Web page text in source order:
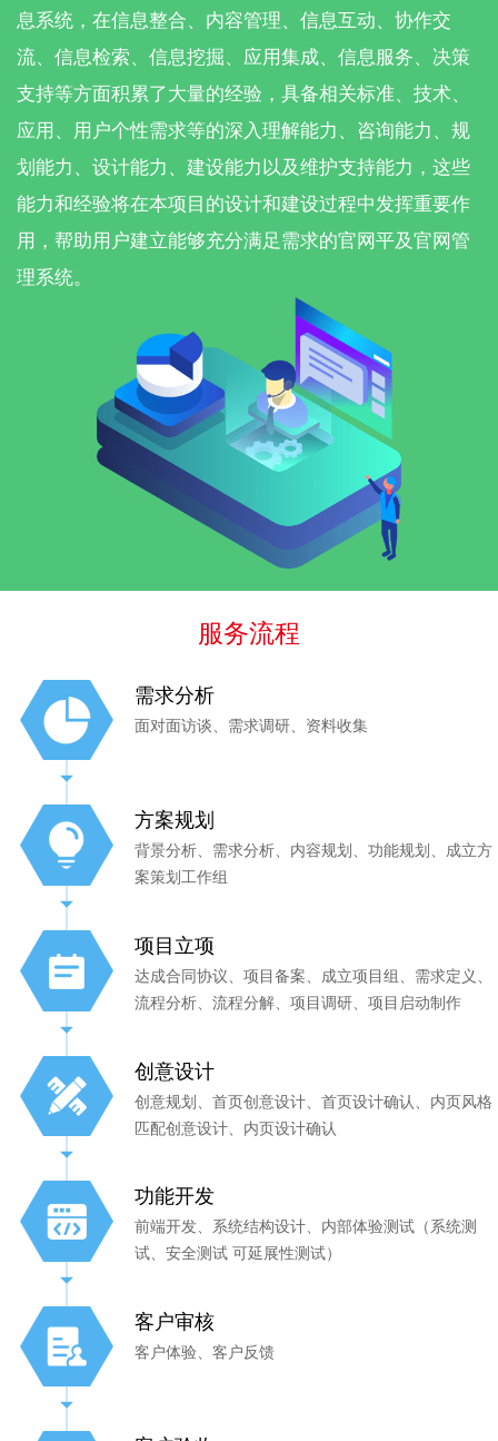
息系统，在信息整合、内容管理、信息互动、协作交
流、信息检索、信息挖掘、应用集成、信息服务、决策
支持等方面积累了大量的经验，具备相关标准、技术、
应用、用户个性需求等的深入理解能力、咨询能力、规
划能力、设计能力、建设能力以及维护支持能力，这些
能力和经验将在本项目的设计和建设过程中发挥重要作
用，帮助用户建立能够充分满足需求的官网平及官网管
理系统。
服务流程
需求分析
面对面访谈、需求调研、资料收集
方案规划
背景分析、需求分析、内容规划、功能规划、成立方
案策划工作组
项目立项
达成合同协议、项目备案、成立项目组、需求定义、
流程分析、流程分解、项目调研、项目启动制作
创意设计
创意规划、首页创意设计、首页设计确认、内页风格
匹配创意设计、内页设计确认
功能开发
前端开发、系统结构设计、内部体验测试（系统测
试、安全测试 可延展性测试）
客户审核
客户体验、客户反馈